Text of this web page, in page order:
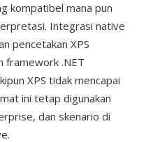
kompatibel mana pun
Integrasi native
pencetakan XPS
framework .NET
XPS tidak mencapai
ini tetap digunakan
dan skenario di